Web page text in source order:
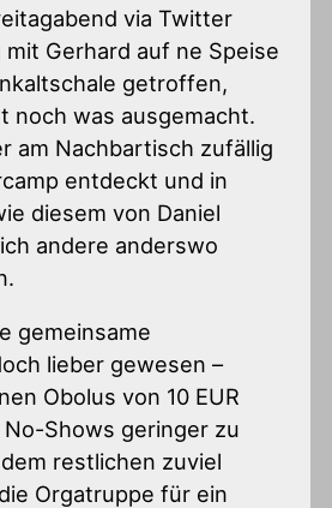
via Twitter
Gerhard auf ne Speise
getroffen,
noch was ausgemacht.
am Nachbartisch zufällig
entdeckt und in
diesem von Daniel
andere anderswo
gemeinsame
lieber gewesen –
Obolus von 10 EUR
Shows geringer zu
restlichen zuviel
Orgatruppe für ein